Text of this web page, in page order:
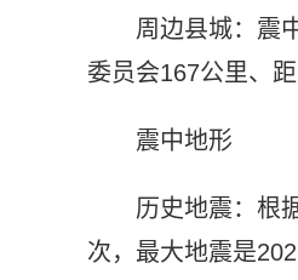
周边县城：震
委员会167公里、
震中地形
历史地震：根
次，最大地震是